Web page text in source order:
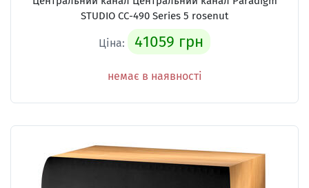
STUDIO CC-490 Series 5 rosenut
Ціна: 41059 грн
немає в наявності